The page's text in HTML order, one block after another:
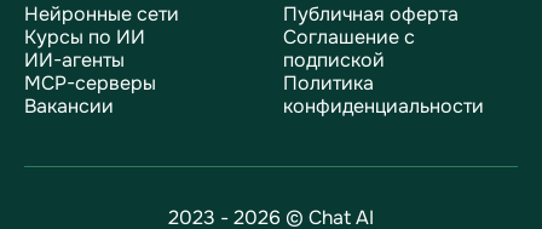
Нейронные сети
Курсы по ИИ
ИИ-агенты
MCP-серверы
Вакансии
Публичная оферта
Соглашение с
подпиской
Политика
конфиденциальности
2023 - 2026 © Chat AI